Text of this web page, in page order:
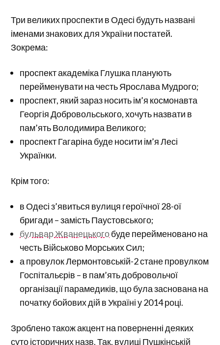
Три великих проспекти в Одесі будуть названі
іменами знакових для України постатей.
Зокрема:
проспект академіка Глушка планують
перейменувати на честь Ярослава Мудрого;
проспект, який зараз носить ім’я космонавта
Георгія Добровольського, хочуть назвати в
пам’ять Володимира Великого;
проспект Гагаріна буде носити ім’я Лесі
Українки.
Крім того:
в Одесі з’явиться вулиця героїчної 28-ої
бригади – замість Паустовського;
бульвар Жванецькогобуде перейменовано на
честь Військово Морських Сил;
а провулок Лермонтовській-2 стане провулком
Госпітальєрів – в пам’ять добровольчої
організації парамедиків, що була заснована на
початку бойових дій в Україні у 2014 році.
Зроблено також акцент на поверненні деяких
суто історичних назв. Так, вулиці Пушкінській